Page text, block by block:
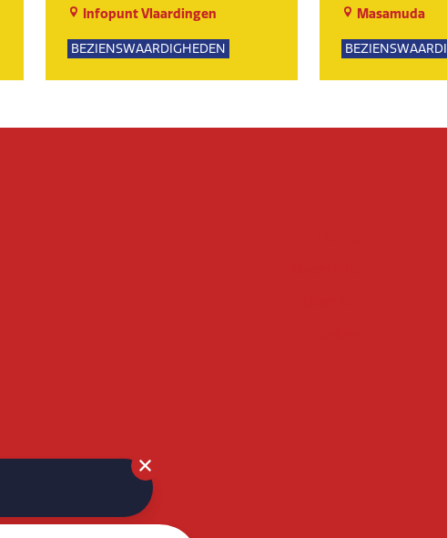
Infopunt Vlaardingen
BEZIENSWAARDIGHEDEN
NATUUR
Masamuda
MUSEUM